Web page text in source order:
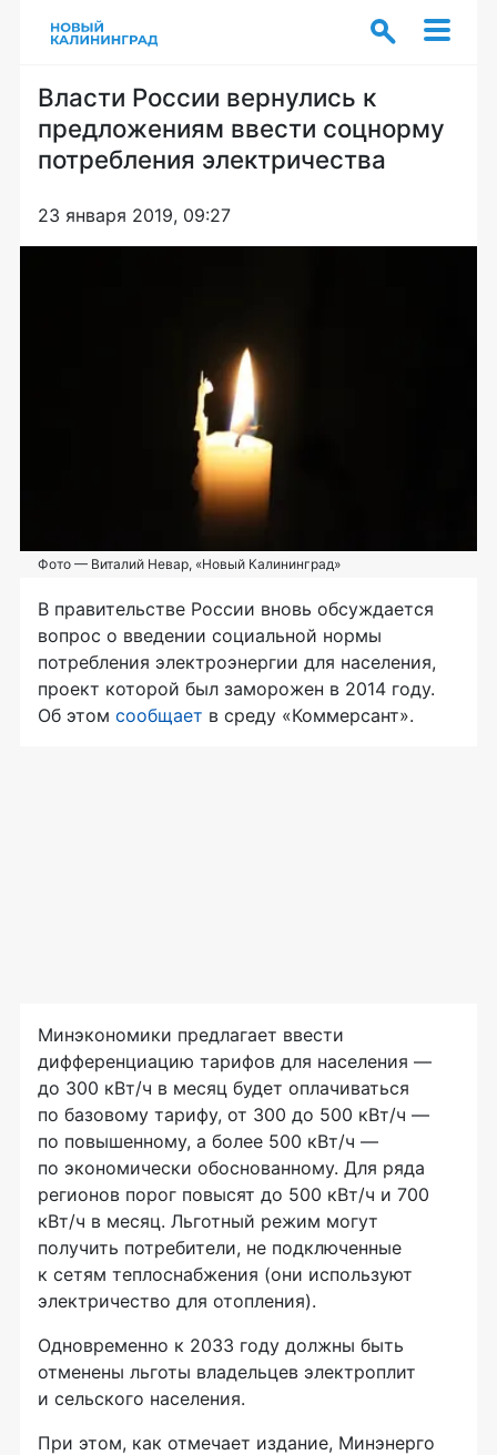
Власти России вернулись к
предложениям ввести соцнорму
потребления электричества
23 января 2019, 09:27
Фото — Виталий Невар, «Новый Калининград»
В правительстве России вновь обсуждается
вопрос о введении социальной нормы
потребления электроэнергии для населения,
проект которой был заморожен в 2014 году.
Об этом сообщает в среду «Коммерсант».
Минэкономики предлагает ввести
дифференциацию тарифов для населения —
до 300 кВт/ч в месяц будет оплачиваться
по базовому тарифу, от 300 до 500 кВт/ч —
по повышенному, а более 500 кВт/ч —
по экономически обоснованному. Для ряда
регионов порог повысят до 500 кВт/ч и 700
кВт/ч в месяц. Льготный режим могут
получить потребители, не подключенные
к сетям теплоснабжения (они используют
электричество для отопления).
Одновременно к 2033 году должны быть
отменены льготы владельцев электроплит
и сельского населения.
При этом, как отмечает издание, Минэнерго